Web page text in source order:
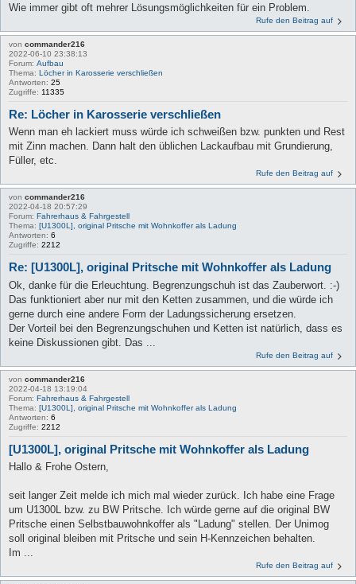
Wie immer gibt oft mehrer Lösungsmöglichkeiten für ein Problem.
Rufe den Beitrag auf
von commander216
2022-06-10 23:38:13
Forum: Aufbau
Thema: Löcher in Karosserie verschließen
Antworten: 25
Zugriffe: 11335
Re: Löcher in Karosserie verschließen
Wenn man eh lackiert muss würde ich schweißen bzw. punkten und Rest
mit Zinn machen. Dann halt den üblichen Lackaufbau mit Grundierung,
Füller, etc.
Rufe den Beitrag auf
von commander216
2022-04-18 20:57:29
Forum: Fahrerhaus & Fahrgestell
Thema: [U1300L], original Pritsche mit Wohnkoffer als Ladung
Antworten: 6
Zugriffe: 2212
Re: [U1300L], original Pritsche mit Wohnkoffer als Ladung
Ok, danke für die Erleuchtung. Begrenzungschuh ist das Zauberwort. :-)
Das funktioniert aber nur mit den Ketten zusammen, und die würde ich
gerne durch eine andere Form der Ladungssicherung ersetzen.
Der Vorteil bei den Begrenzungschuhen und Ketten ist natürlich, dass es
keine Diskussionen gibt. Das ...
Rufe den Beitrag auf
von commander216
2022-04-18 13:19:04
Forum: Fahrerhaus & Fahrgestell
Thema: [U1300L], original Pritsche mit Wohnkoffer als Ladung
Antworten: 6
Zugriffe: 2212
[U1300L], original Pritsche mit Wohnkoffer als Ladung
Hallo & Frohe Ostern,
seit langer Zeit melde ich mich mal wieder zurück. Ich habe eine Frage
um U1300L bzw. zu BW Pritsche. Ich würde gerne auf die original BW
Pritsche einen Selbstbauwohnkoffer als "Ladung" stellen. Der Unimog
soll original bleiben mit Pritsche und sein H-Kennzeichen behalten.
Im ...
Rufe den Beitrag auf